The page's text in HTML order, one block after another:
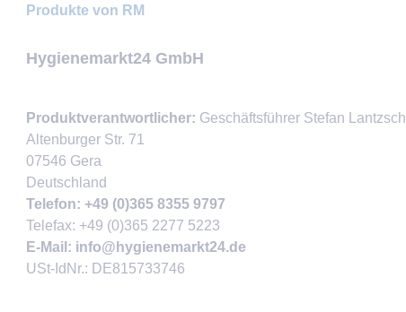
Produkte von RM
Hygienemarkt24 GmbH
Produktverantwortlicher: Geschäftsführer Stefan Lantzsch
Altenburger Str. 71
07546 Gera
Deutschland
Telefon: +49 (0)365 8355 9797
Telefax: +49 (0)365 2277 5223
E-Mail: info@hygienemarkt24.de
USt-IdNr.: DE815733746